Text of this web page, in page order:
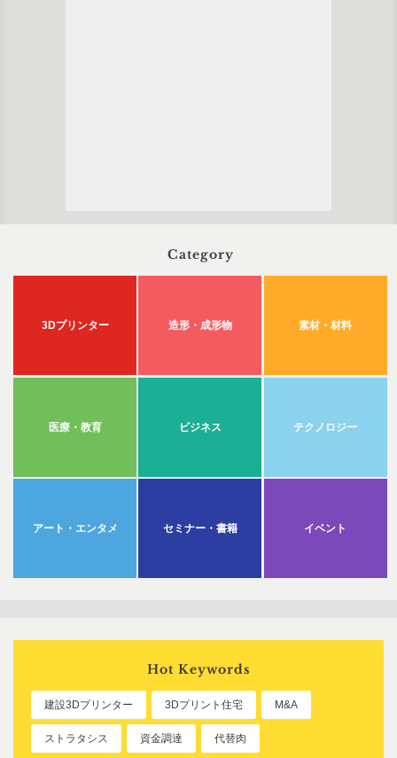
Category
3Dプリンター 造形・成形物 素材・材料
医療・教育 ビジネス テクノロジー
アート・エンタメ セミナー・書籍 イベント
Hot Keywords
建設3Dプリンター 3Dプリント住宅 M&A
ストラタシス 資金調達 代替肉